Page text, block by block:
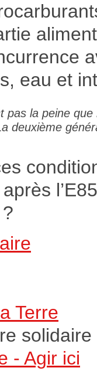
eau et
pas la peine
deuxième
Terre
solidaire
- Agir ici